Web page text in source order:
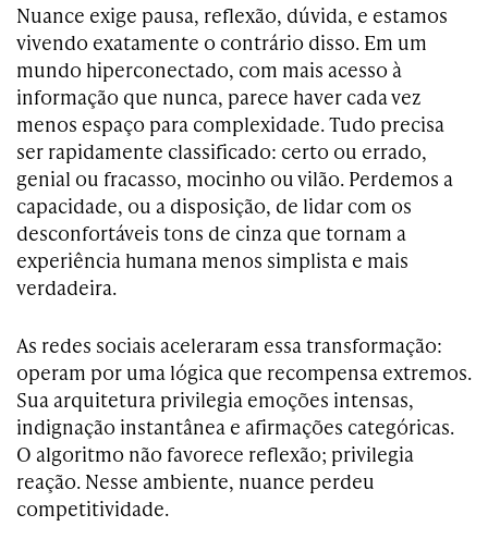
Nuance exige pausa, reflexão, dúvida, e estamos
vivendo exatamente o contrário disso. Em um
mundo hiperconectado, com mais acesso à
informação que nunca, parece haver cada vez
menos espaço para complexidade. Tudo precisa
ser rapidamente classificado: certo ou errado,
genial ou fracasso, mocinho ou vilão. Perdemos a
capacidade, ou a disposição, de lidar com os
desconfortáveis tons de cinza que tornam a
experiência humana menos simplista e mais
verdadeira.
As redes sociais aceleraram essa transformação:
operam por uma lógica que recompensa extremos.
Sua arquitetura privilegia emoções intensas,
indignação instantânea e afirmações categóricas.
O algoritmo não favorece reflexão; privilegia
reação. Nesse ambiente, nuance perdeu
competitividade.